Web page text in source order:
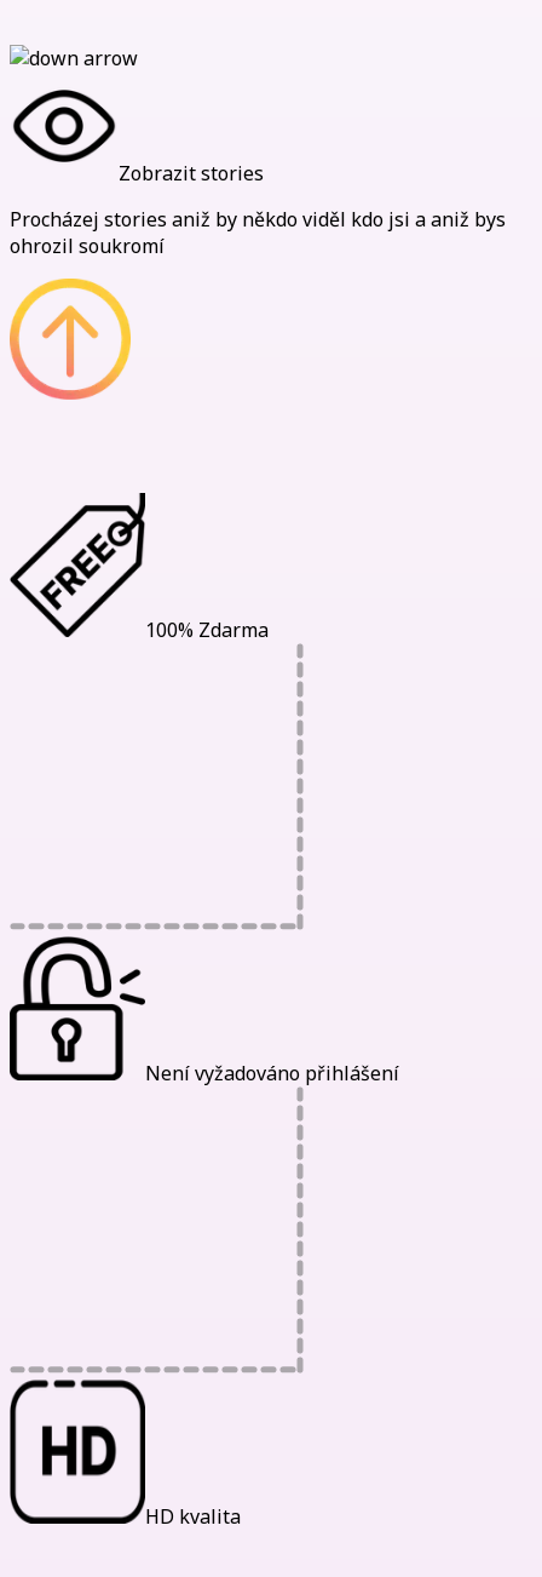
Zobrazit stories
Procházej stories aniž by někdo viděl kdo jsi a aniž bys
ohrozil soukromí
100% Zdarma
Není vyžadováno přihlášení
HD kvalita